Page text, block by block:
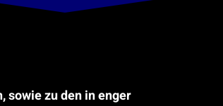
sowie zu den in enger